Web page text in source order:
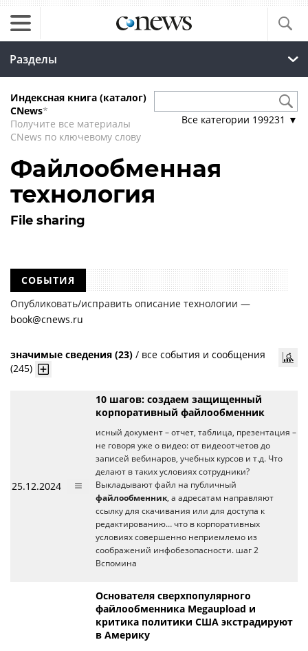
Разделы
Индексная книга (каталог)
CNews*
Получите все материалы
CNews по ключевому слову
Все категории 199231 ▼
Файлообменная
технология
File sharing
СОБЫТИЯ
Опубликовать/исправить описание технологии —
book@cnews.ru
значимые сведения (23) / все события и сообщения
(245)
25.12.2024
10 шагов: создаем защищенный
корпоративный файлообменник
исный документ – отчет, таблица, презентация –
не говоря уже о видео: от видеоотчетов до
записей вебинаров, учебных курсов и т.д. Что
делают в таких условиях сотрудники?
Выкладывают файл на публичный
файлообменник, а адресатам направляют
ссылку для скачивания или для доступа к
редактированию… что в корпоративных
условиях совершенно неприемлемо из
соображений инфобезопасности. шаг 2
Вспомина
Основателя сверхпопулярного
файлообменника Megaupload и
критика политики США экстрадируют
в Америку